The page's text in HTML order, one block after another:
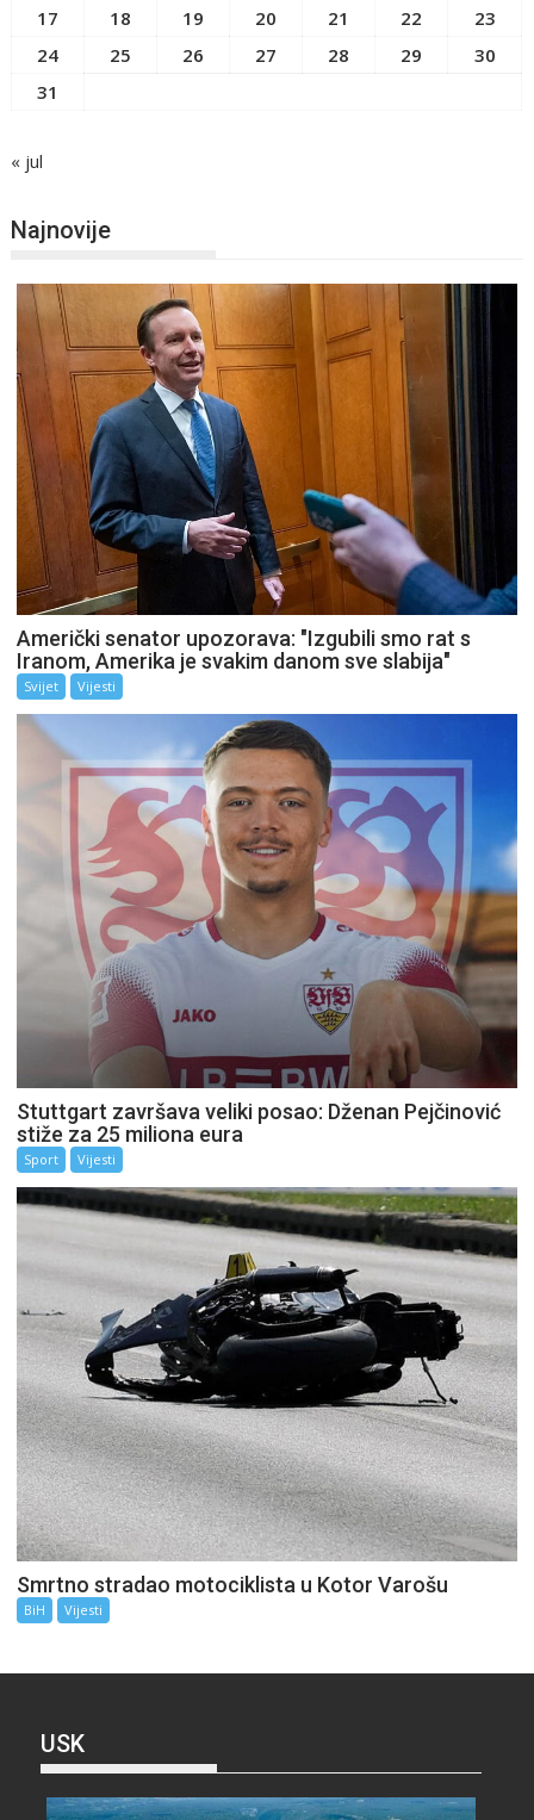
17
18 19 20 21 22
23
24
25 26 27 28 29
30
31
« jul
Najnovije
Američki senator upozorava: "Izgubili smo rat s
Iranom, Amerika je svakim danom sve slabija"
Svijet Vijesti
Stuttgart završava veliki posao: Dženan Pejčinović
stiže za 25 miliona eura
Sport Vijesti
Smrtno stradao motociklista u Kotor Varošu
BiH Vijesti
USK